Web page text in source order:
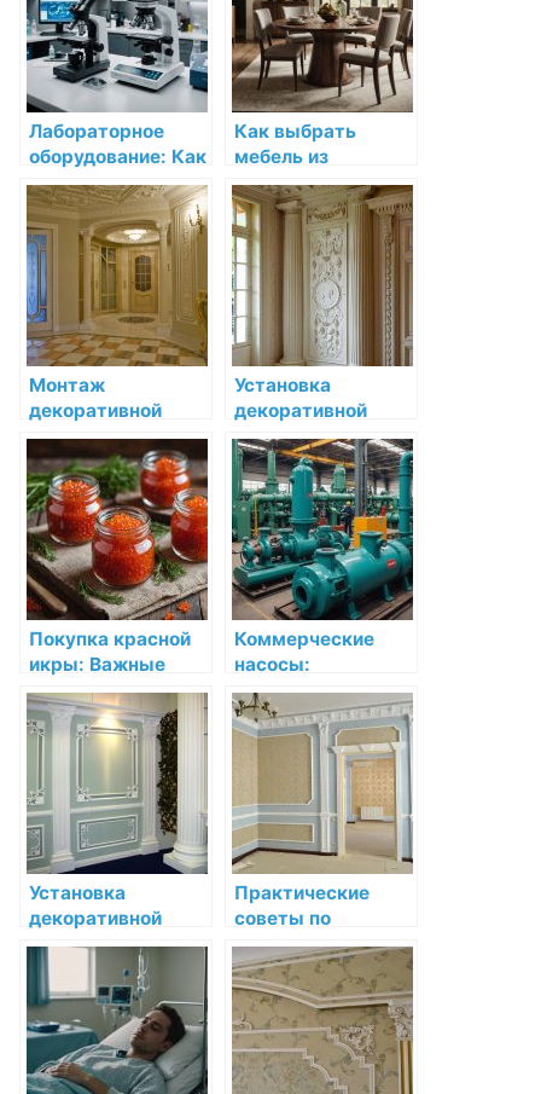
Лабораторное
оборудование: Как
выбрать и
приобрести
качественные
изделия для
медицинских
целей
Как выбрать
мебель из
натурального
дерева в подарок:
советы и
рекомендации
Монтаж
декоративной
лепнины на
потолке: советы и
рекомендации
Установка
декоративной
лепнины в
магазине: секреты
и рекомендации
Покупка красной
икры: Важные
аспекты выбора
оптового
поставщика
Коммерческие
насосы:
эффективные
решения для
бизнеса и
промышленности
в Ростове-на-Дону
Установка
декоративной
лепнины в кухне:
советы и
технология
выполнения
работы
Практические
советы по
установке и уходу
за лепниной